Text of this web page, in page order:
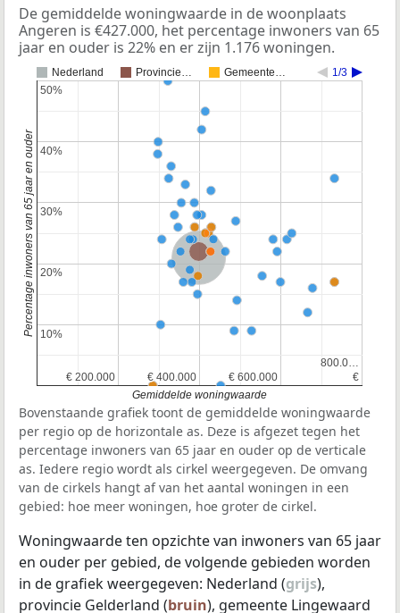
De gemiddelde woningwaarde in de woonplaats
Angeren is €427.000, het percentage inwoners van 65
jaar en ouder is 22% en er zijn 1.176 woningen.
Nederland Provincie… Gemeente… 1/3
Nederland
Provincie Gelderland
€ 200.000
€ 200.000 € 400.000
€ 400.000 € 600.000
€ 600.000 €
€
800.0…
800.0…
10%
10%
20%
20%
30%
30%
40%
40%
50%
50%
Gemiddelde woningwaarde
Percentage inwoners van 65 jaar en ouder
Bovenstaande grafiek toont de gemiddelde woningwaarde
per regio op de horizontale as. Deze is afgezet tegen het
percentage inwoners van 65 jaar en ouder op de verticale
as. Iedere regio wordt als cirkel weergegeven. De omvang
van de cirkels hangt af van het aantal woningen in een
gebied: hoe meer woningen, hoe groter de cirkel.
Woningwaarde ten opzichte van inwoners van 65 jaar
en ouder per gebied, de volgende gebieden worden
in de grafiek weergegeven: Nederland (grijs),
provincie Gelderland (bruin), gemeente Lingewaard